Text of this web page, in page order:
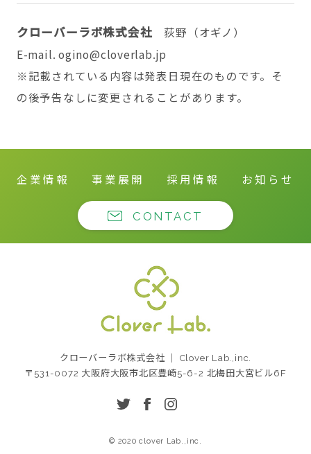
クローバーラボ株式会社 荻野（オギノ）
E-mail. ogino@cloverlab.jp
※記載されている内容は発表日現在のものです。そ
の後予告なしに変更されることがあります。
企業情報 事業展開 採用情報 お知らせ
CONTACT
会社
クローバーラボ株式会社 ｜ Clover Lab.,inc.
〒531-0072 大阪府大阪市北区豊崎5-6-2 北梅田大宮ビル6F
© 2020 clover Lab.,inc.